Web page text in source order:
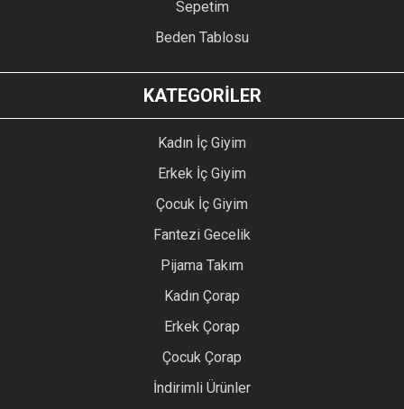
Sepetim
Beden Tablosu
KATEGORİLER
Kadın İç Giyim
Erkek İç Giyim
Çocuk İç Giyim
Fantezi Gecelik
Pijama Takım
Kadın Çorap
Erkek Çorap
Çocuk Çorap
İndirimli Ürünler